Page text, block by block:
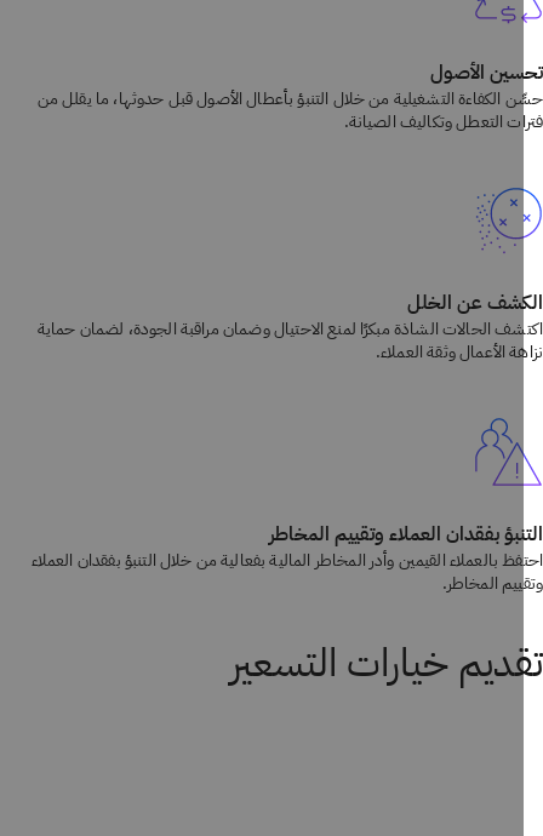
الأصول
الكفاءة التشغيلية من خلال التنبؤ بأعطال الأصول قبل حدوثها، ما يقلل من
التعطل وتكاليف الصيانة.
عن الخلل
الحالات الشاذة مبكرًا لمنع الاحتيال وضمان مراقبة الجودة، لضمان حماية
الأعمال وثقة العملاء.
بفقدان العملاء وتقييم المخاطر
بالعملاء القيمين وأدر المخاطر المالية بفعالية من خلال التنبؤ بفقدان العملاء
المخاطر.